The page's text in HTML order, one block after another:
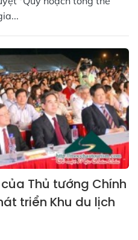
Thủ tướng Chính
triển Khu du lịch